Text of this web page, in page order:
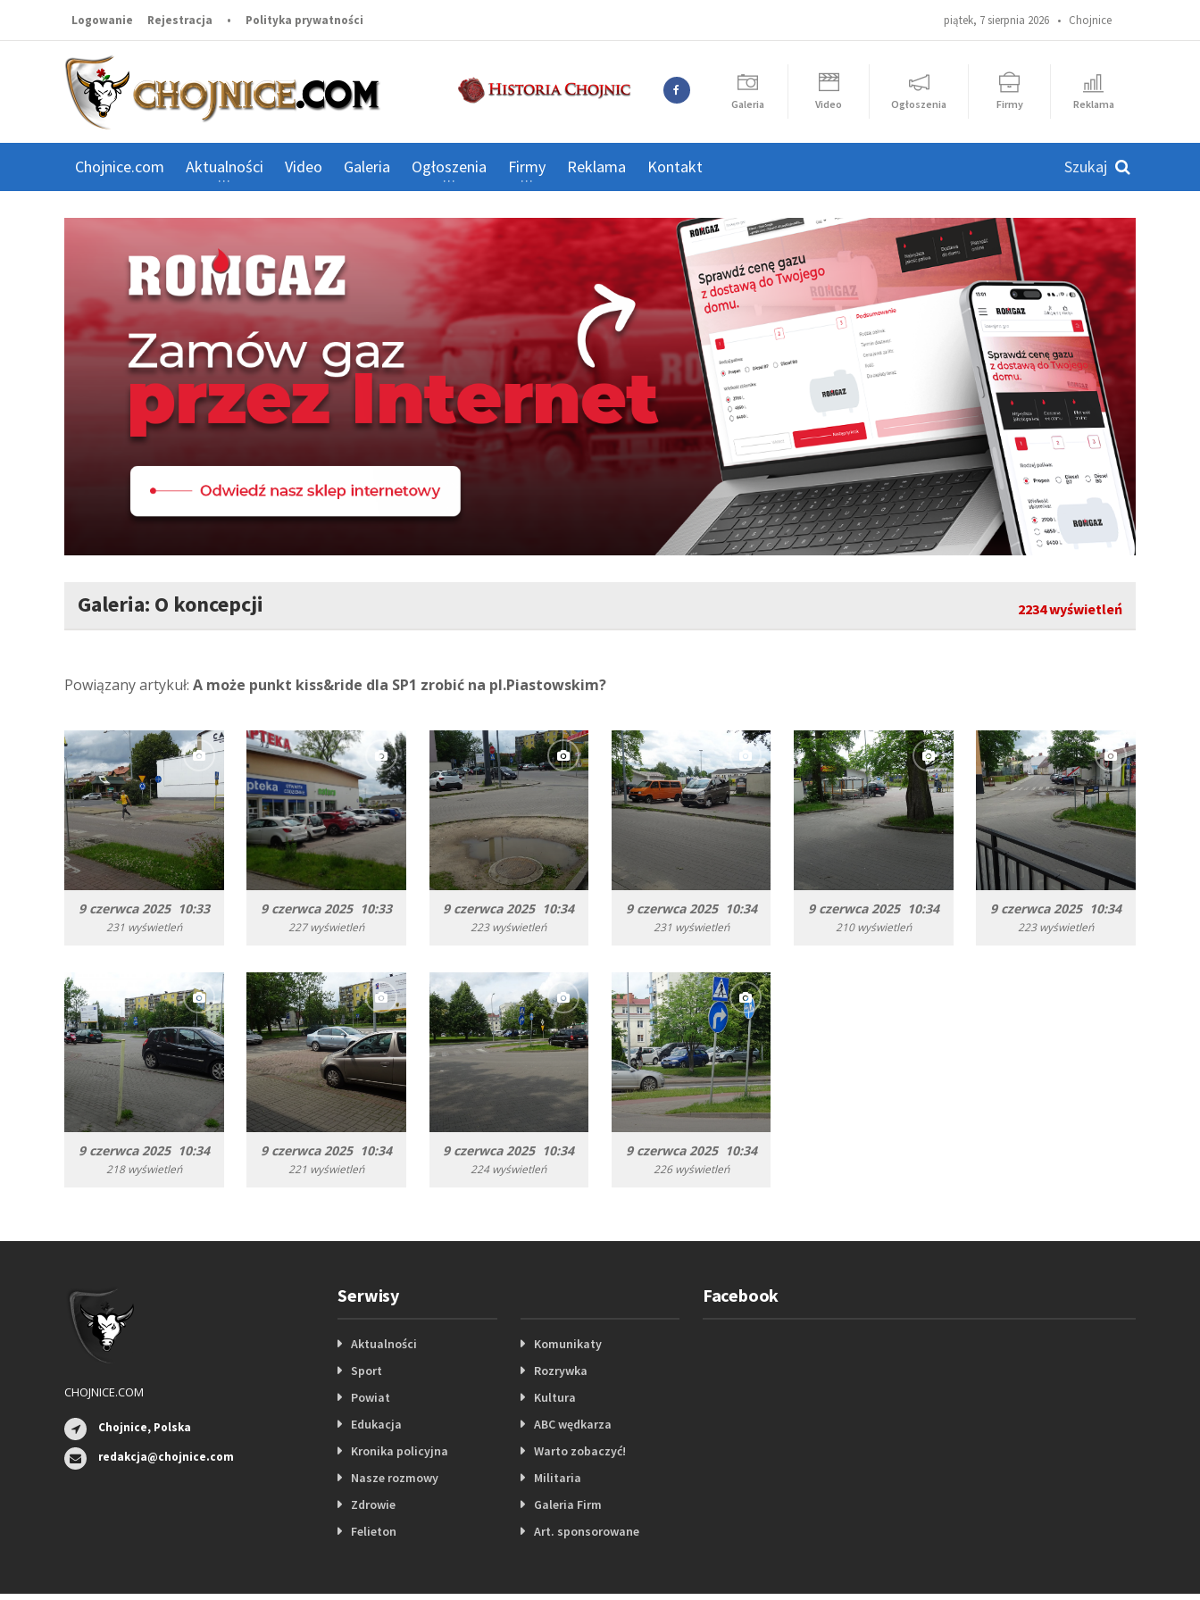
piątek, 7 sierpnia 2026 • Chojnice
Logowanie Rejestracja • Polityka prywatności
Galeria Video Ogłoszenia Firmy Reklama
Chojnice.com Aktualności Video Galeria Ogłoszenia Firmy Reklama Kontakt
Galeria: O koncepcji 2234 wyświetleń
Powiązany artykuł: A może punkt kiss&ride dla SP1 zrobić na pl.Piastowskim?
9 czerwca 2025 10:33
231 wyświetleń
9 czerwca 2025 10:33
227 wyświetleń
9 czerwca 2025 10:34
223 wyświetleń
9 czerwca 2025 10:34
231 wyświetleń
9 czerwca 2025 10:34
210 wyświetleń
9 czerwca 2025 10:34
223 wyświetleń
9 czerwca 2025 10:34
218 wyświetleń
9 czerwca 2025 10:34
221 wyświetleń
9 czerwca 2025 10:34
224 wyświetleń
9 czerwca 2025 10:34
226 wyświetleń
CHOJNICE.COM
Chojnice, Polska
redakcja@chojnice.com
Serwisy
Aktualności
Sport
Powiat
Edukacja
Kronika policyjna
Nasze rozmowy
Zdrowie
Felieton
Komunikaty
Rozrywka
Kultura
ABC wędkarza
Warto zobaczyć!
Militaria
Galeria Firm
Art. sponsorowane
Facebook